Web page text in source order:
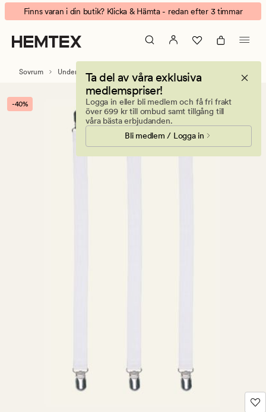
Sheet
lakansträckare
pack
Animerad
banner.
Klicka
på
att
pausa.
Finns varan i din butik? Klicka & Hämta - redan efter 3 timmar
Ta del av våra exklusiva
medlemspriser!
Logga in eller bli medlem och få fri frakt
över 699 kr till ombud samt tillgång till
våra bästa erbjudanden.
Bli medlem / Logga in
Sovrum Underlakan
-40%